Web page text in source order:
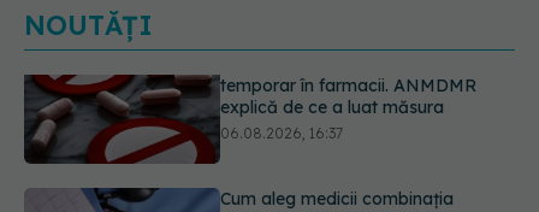
NOUTĂȚI
Cum aleg medicii combinația
potrivită de medicamente pentru
tratamente diferite